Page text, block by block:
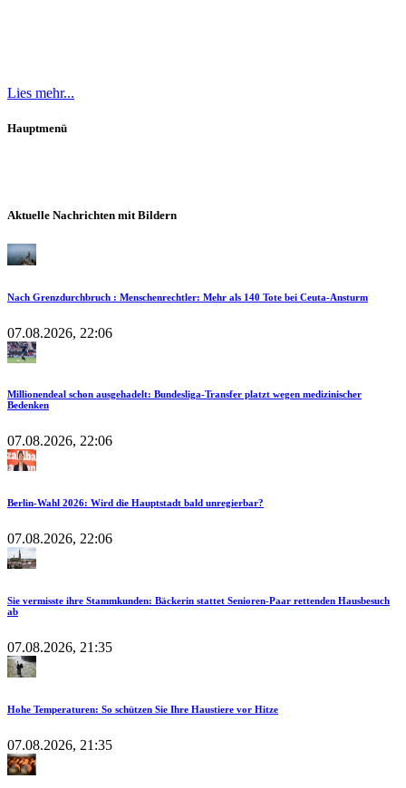
Lies mehr...
Hauptmenü
Aktuelle Nachrichten mit Bildern
Nach Grenzdurchbruch : Menschenrechtler: Mehr als 140 Tote bei Ceuta-Ansturm
07.08.2026, 22:06
Millionendeal schon ausgehadelt: Bundesliga-Transfer platzt wegen medizinischer
Bedenken
07.08.2026, 22:06
Berlin-Wahl 2026: Wird die Hauptstadt bald unregierbar?
07.08.2026, 22:06
Sie vermisste ihre Stammkunden: Bäckerin stattet Senioren-Paar rettenden Hausbesuch
ab
07.08.2026, 21:35
Hohe Temperaturen: So schützen Sie Ihre Haustiere vor Hitze
07.08.2026, 21:35